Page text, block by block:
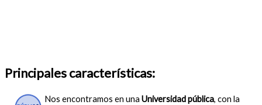
Principales características:
Nos encontramos en una Universidad pública, con la